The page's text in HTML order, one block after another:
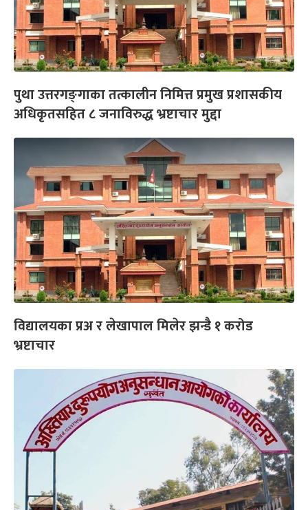
पुथा उत्तरगङ्‍गाका तत्कालीन निमित्त प्रमुख प्रशासकीय
अधिकृतसहित ८ जनाविरुद्ध भ्रष्टाचार मुद्दा
विद्यालयका प्रअ र लेखापाल मिलेर झन्डै १ करोड
भ्रष्टाचार